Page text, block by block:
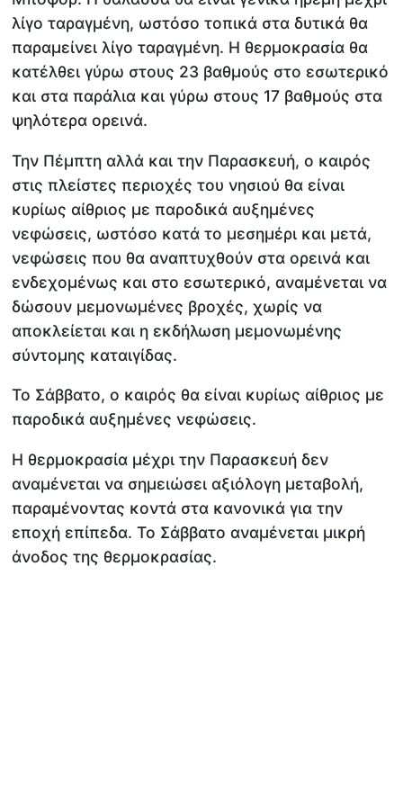
λίγο ταραγμένη, ωστόσο τοπικά στα δυτικά θα
παραμείνει λίγο ταραγμένη. Η θερμοκρασία θα
κατέλθει γύρω στους 23 βαθμούς στο εσωτερικό
και στα παράλια και γύρω στους 17 βαθμούς στα
ψηλότερα ορεινά.
Την Πέμπτη αλλά και την Παρασκευή, ο καιρός
στις πλείστες περιοχές του νησιού θα είναι
κυρίως αίθριος με παροδικά αυξημένες
νεφώσεις, ωστόσο κατά το μεσημέρι και μετά,
νεφώσεις που θα αναπτυχθούν στα ορεινά και
ενδεχομένως και στο εσωτερικό, αναμένεται να
δώσουν μεμονωμένες βροχές, χωρίς να
αποκλείεται και η εκδήλωση μεμονωμένης
σύντομης καταιγίδας.
Το Σάββατο, ο καιρός θα είναι κυρίως αίθριος με
παροδικά αυξημένες νεφώσεις.
Η θερμοκρασία μέχρι την Παρασκευή δεν
αναμένεται να σημειώσει αξιόλογη μεταβολή,
παραμένοντας κοντά στα κανονικά για την
εποχή επίπεδα. Το Σάββατο αναμένεται μικρή
άνοδος της θερμοκρασίας.